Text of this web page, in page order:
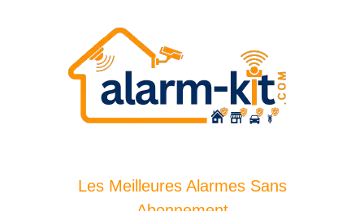
Les Meilleures Alarmes Sans